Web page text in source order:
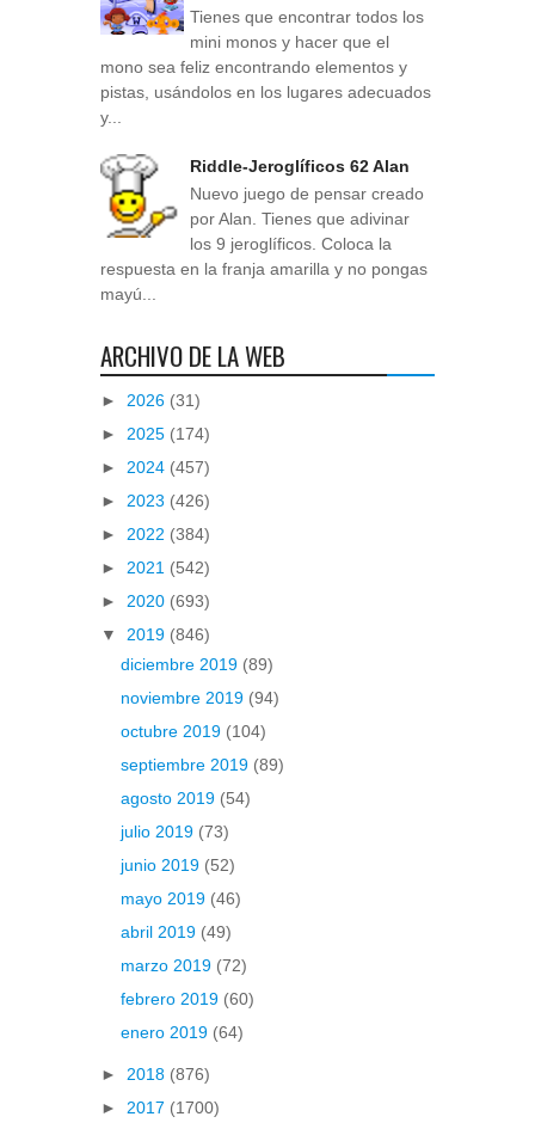
Tienes que encontrar todos los
mini monos y hacer que el
mono sea feliz encontrando elementos y
pistas, usándolos en los lugares adecuados
y...
Riddle-Jeroglíficos 62 Alan
Nuevo juego de pensar creado
por Alan. Tienes que adivinar
los 9 jeroglíficos. Coloca la
respuesta en la franja amarilla y no pongas
mayú...
ARCHIVO DE LA WEB
► 2026 (31)
► 2025 (174)
► 2024 (457)
► 2023 (426)
► 2022 (384)
► 2021 (542)
► 2020 (693)
▼ 2019 (846)
diciembre 2019 (89)
noviembre 2019 (94)
octubre 2019 (104)
septiembre 2019 (89)
agosto 2019 (54)
julio 2019 (73)
junio 2019 (52)
mayo 2019 (46)
abril 2019 (49)
marzo 2019 (72)
febrero 2019 (60)
enero 2019 (64)
► 2018 (876)
► 2017 (1700)